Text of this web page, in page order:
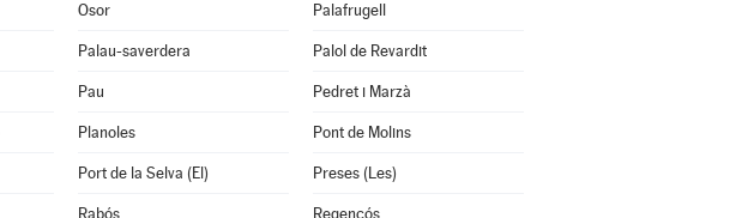
Osor Palafrugell
Palau-saverdera Palol de Revardit
Pau Pedret i Marzà
Planoles Pont de Molins
Port de la Selva (El) Preses (Les)
Rabós Regencós